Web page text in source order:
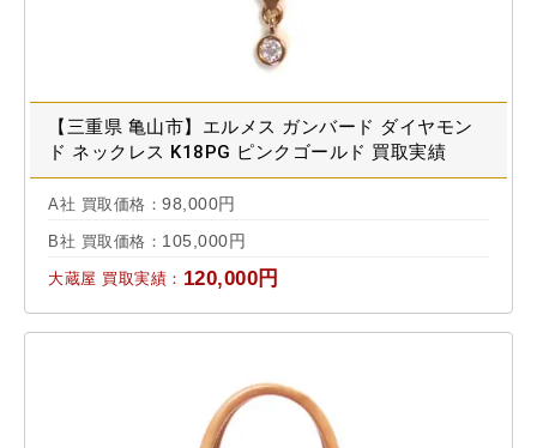
【三重県 亀山市】エルメス ガンバード ダイヤモン
ド ネックレス K18PG ピンクゴールド 買取実績
2022.01
A社 買取価格： 98,000円
B社 買取価格： 105,000円
大蔵屋 買取実績： 120,000円